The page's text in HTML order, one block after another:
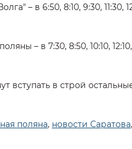
– в 6:50, 8:10, 9:30, 11:30,
– в 7:30, 8:50, 10:10, 12:10,
вступать в строй
поляна, новости Саратова,